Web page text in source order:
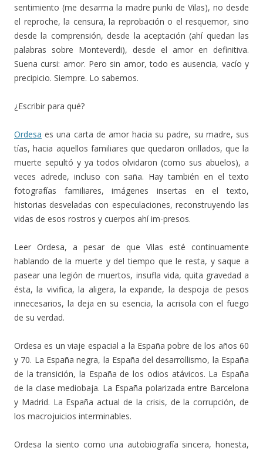
sentimiento (me desarma la madre punki de Vilas), no desde
el reproche, la censura, la reprobación o el resquemor, sino
desde la comprensión, desde la aceptación (ahí quedan las
palabras sobre Monteverdi), desde el amor en definitiva.
Suena cursi: amor. Pero sin amor, todo es ausencia, vacío y
precipicio. Siempre. Lo sabemos.
¿Escribir para qué?
Ordesa es una carta de amor hacia su padre, su madre, sus
tías, hacia aquellos familiares que quedaron orillados, que la
muerte sepultó y ya todos olvidaron (como sus abuelos), a
veces adrede, incluso con saña. Hay también en el texto
fotografías familiares, imágenes insertas en el texto,
historias desveladas con especulaciones, reconstruyendo las
vidas de esos rostros y cuerpos ahí im-presos.
Leer Ordesa, a pesar de que Vilas esté continuamente
hablando de la muerte y del tiempo que le resta, y saque a
pasear una legión de muertos, insufla vida, quita gravedad a
ésta, la vivifica, la aligera, la expande, la despoja de pesos
innecesarios, la deja en su esencia, la acrisola con el fuego
de su verdad.
Ordesa es un viaje espacial a la España pobre de los años 60
y 70. La España negra, la España del desarrollismo, la España
de la transición, la España de los odios atávicos. La España
de la clase mediobaja. La España polarizada entre Barcelona
y Madrid. La España actual de la crisis, de la corrupción, de
los macrojuicios interminables.
Ordesa la siento como una autobiografía sincera, honesta,